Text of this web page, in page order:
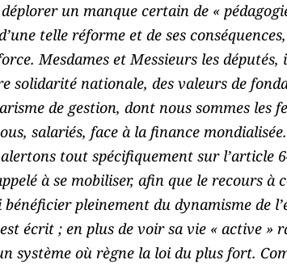
un manque certain de «
telle réforme et de ses
Mesdames et Messieurs les
solidarité nationale, des valeurs de
de gestion, dont nous sommes les
salariés, face à la finance mondialisée.
tout spécifiquement sur l’article
à se mobiliser, afin que le recours à
bénéficier pleinement du dynamisme de
écrit ; en plus de voir sa vie « active »
système où règne la loi du plus fort.